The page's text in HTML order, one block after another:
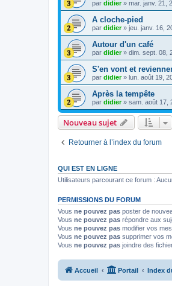
par didier» mar. janv. 21,
A cloche-pied
par didier» jeu. janv. 16,
Autour d'un café
par didier» dim. sept. 08,
S'en vont et
par didier» lun. août 19,
Après la tempête
par didier» sam. août 17,
Nouveau sujet
Retourner à l’index du forum
QUI EST EN LIGNE
Utilisateurs parcourant ce forum :
PERMISSIONS DU FORUM
Vous ne pouvez pas poster de
Vous ne pouvez pas répondre aux
Vous ne pouvez pas modifier vos
Vous ne pouvez pas supprimer vos
Vous ne pouvez pas joindre des
Accueil Portail Index